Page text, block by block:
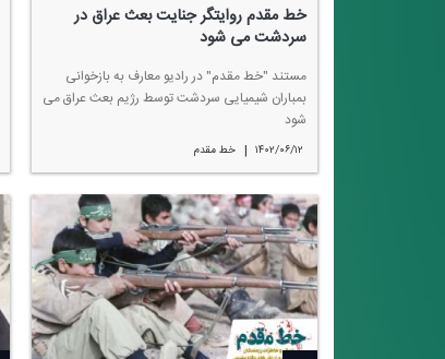
خط مقدم روایتگر جنایت بعث عراق در
سردشت می شود
مستند "خط مقدم" در رادیو معارف به بازخوانی
بمباران شیمیایی سردشت توسط رژیم بعث عراق می
شود
۱۴۰۲/۰۶/۱۲ | خط مقدم